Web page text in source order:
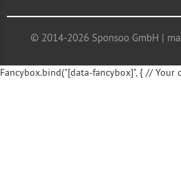
© 2014-2026 Sponsoo GmbH |
Fancybox.bind("[data-fancybox]", { // Your